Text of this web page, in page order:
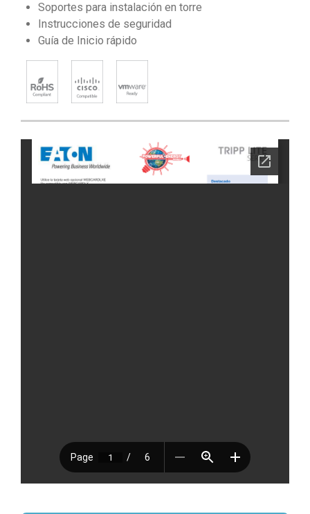
Soportes para instalación en torre
Instrucciones de seguridad
Guía de Inicio rápido